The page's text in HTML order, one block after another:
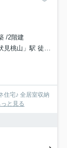
/2階建
山」駅 徒歩44分
住宅♪ 全居室収納
っと見る